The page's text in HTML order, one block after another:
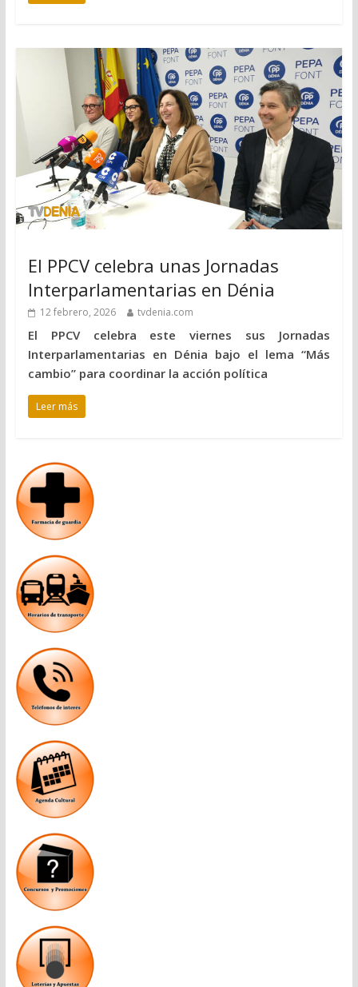
El PPCV celebra unas Jornadas
Interparlamentarias en Dénia
12 febrero, 2026 tvdenia.com
El PPCV celebra este viernes sus Jornadas
Interparlamentarias en Dénia bajo el lema “Más
cambio” para coordinar la acción política
Leer más